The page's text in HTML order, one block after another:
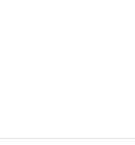
이나 미국은 북한에 선